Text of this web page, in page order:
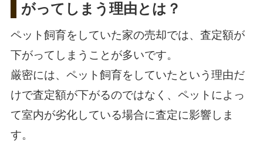
がってしまう理由とは？
ペット飼育をしていた家の売却では、査定額が
下がってしまうことが多いです。
厳密には、ペット飼育をしていたという理由だ
けで査定額が下がるのではなく、ペットによっ
て室内が劣化している場合に査定に影響しま
す。